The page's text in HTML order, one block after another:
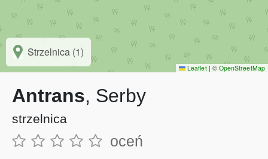
Strzelnica (1)
Leaflet | © OpenStreetMap
Antrans, Serby
strzelnica
oceń